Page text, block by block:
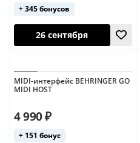
26 сентября
+ 345 бонусов
MIDI-интерфейс BEHRINGER GO
MIDI HOST
4 990 ₽
+ 151 бонус